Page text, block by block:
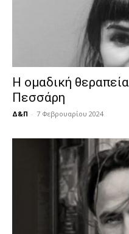
Η ομαδική
Πεσσάρη
Δ&Π - 7 Φεβρουαρίου 2024